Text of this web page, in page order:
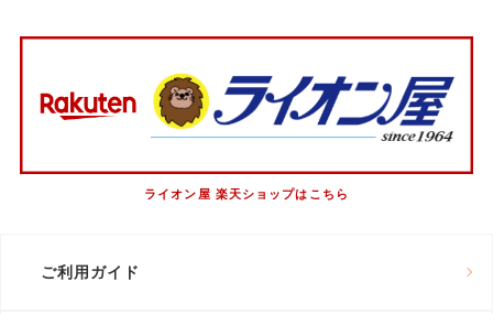
ライオン屋 楽天ショップはこちら
ご利用ガイド